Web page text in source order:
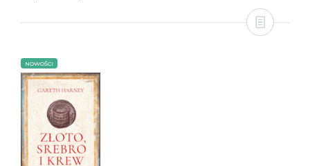
NOWOŚCI